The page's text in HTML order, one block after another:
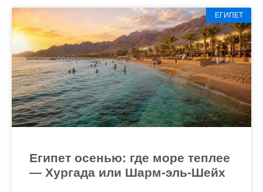
ЕГИПЕТ
Египет осенью: где море теплее
— Хургада или Шарм-эль-Шейх